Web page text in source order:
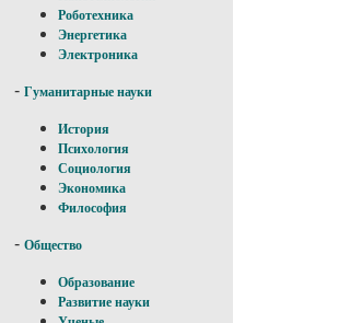
Роботехника
Энергетика
Электроника
- Гуманитарные науки
История
Психология
Социология
Экономика
Философия
- Общество
Образование
Развитие науки